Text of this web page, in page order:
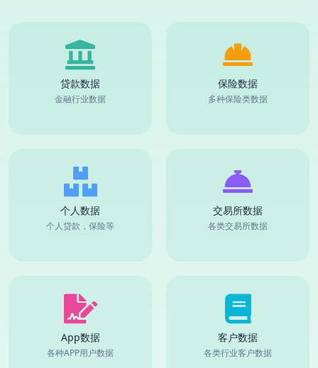
贷款数据
金融行业数据
保险数据
多种保险类数据
个人数据
个人贷款，保险等
交易所数据
各类交易所数据
App数据
各种APP用户数据
客户数据
各类行业客户数据